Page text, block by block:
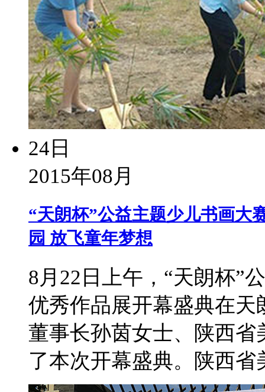
24日
2015年08月
“天朗杯”公益主题少儿书画大
园 放飞童年梦想
8月22日上午，“天朗杯”
优秀作品展开幕盛典在
董事长孙茵女士、陕西
了本次开幕盛典。陕西